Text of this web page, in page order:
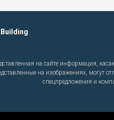
на сайте информация,
на изображениях, могут
спецпредложения и